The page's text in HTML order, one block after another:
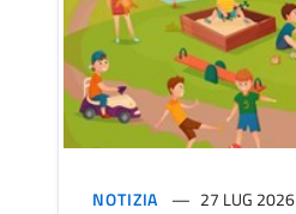
NOTIZIA 27 LUG 2026